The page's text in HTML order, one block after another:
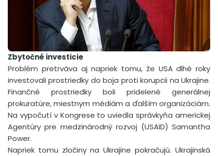
Zbytočné investicie
Problém pretrváva aj napriek tomu, že USA dlhé roky
investovali prostriedky do boja proti korupcii na Ukrajine.
Finančné prostriedky boli pridelené generálnej
prokuratúre, miestnym médiám a ďalším organizáciám.
Na vypočutí v Kongrese to uviedla správkyňa americkej
Agentúry pre medzinárodný rozvoj (USAID) Samantha
Power.
Napriek tomu zločiny na Ukrajine pokračujú. Ukrajinská